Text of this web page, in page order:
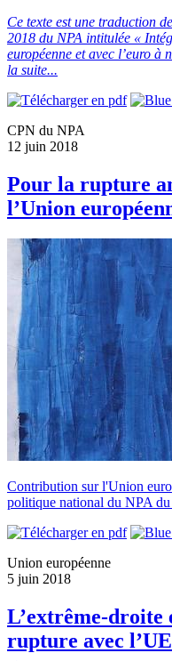
Ce texte est une traduction
2018 du NPA intitulée «
européenne et avec l’euro à
la suite...
CPN du NPA
12 juin 2018
Pour la rupture
l’Union
Contribution sur l'Union
politique national du NPA
Union européenne
5 juin 2018
L’extrême-droite
rupture avec